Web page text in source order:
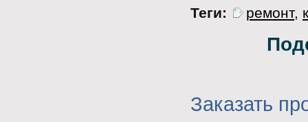
Теги: ремонт,
Заказать